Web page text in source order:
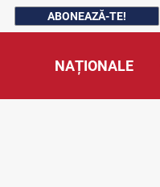
ABONEAZĂ-TE!
NAȚIONALE